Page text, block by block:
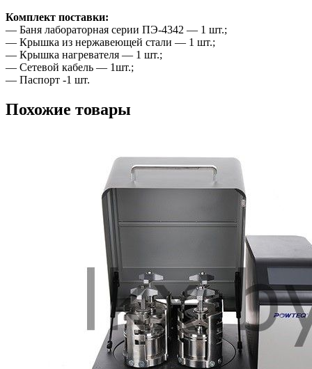
Комплект поставки:
— Баня лабораторная серии ПЭ-4342 — 1 шт.;
— Крышка из нержавеющей стали — 1 шт.;
— Крышка нагревателя — 1 шт.;
— Сетевой кабель — 1шт.;
— Паспорт -1 шт.
Похожие товары